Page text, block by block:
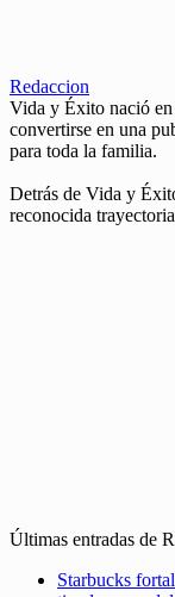
Redaccion
Vida y Éxito nació
convertirse en una
para toda la familia.
Detrás de Vida y
reconocida
Últimas entradas de
Starbucks